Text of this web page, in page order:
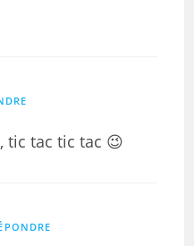
tic tac tic tac 😉